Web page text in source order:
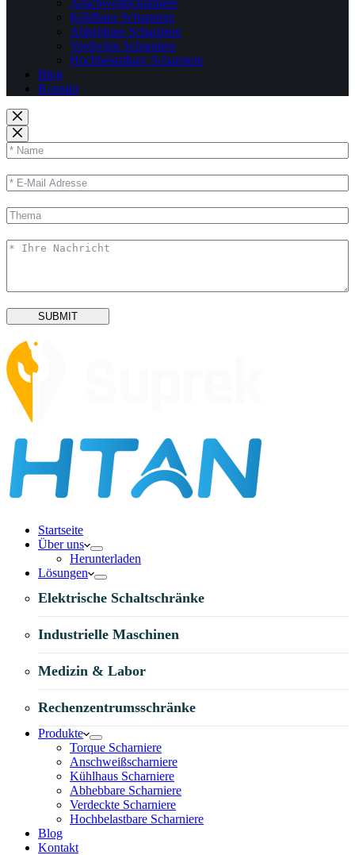
Anschweißscharniere
Kühlhaus Scharniere
Abhebbare Scharniere
Verdeckte Scharniere
Hochbelastbare Scharniere
Blog
Kontakt
SUBMIT
Startseite
Über uns
Herunterladen
Lösungen
Elektrische Schaltschränke
Industrielle Maschinen
Medizin & Labor
Rechenzentrumsschränke
Produkte
Torque Scharniere
Anschweißscharniere
Kühlhaus Scharniere
Abhebbare Scharniere
Verdeckte Scharniere
Hochbelastbare Scharniere
Blog
Kontakt